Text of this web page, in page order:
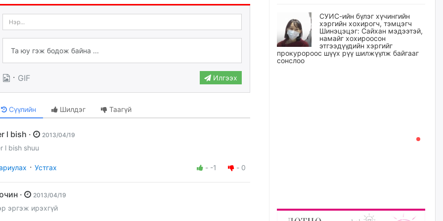
· GIF Илгээх
Сүүлийн Шилдэг Таагүй
ter l bish · 2013/04/19
l bish shuu
· Устгах - -1 - 0
Зочин · 2013/04/19
эргэж ирэхгүй
СУИС-ийн бүлэг хүчингийн
хэргийн хохирогч, тэмцэгч
Шинэцэцэг: Сайхан мэдээтэй,
намайг хохироосон
этгээдүүдийн хэргийг
прокуророос шүүх рүү шилжүүлж байгааг
сонслоо